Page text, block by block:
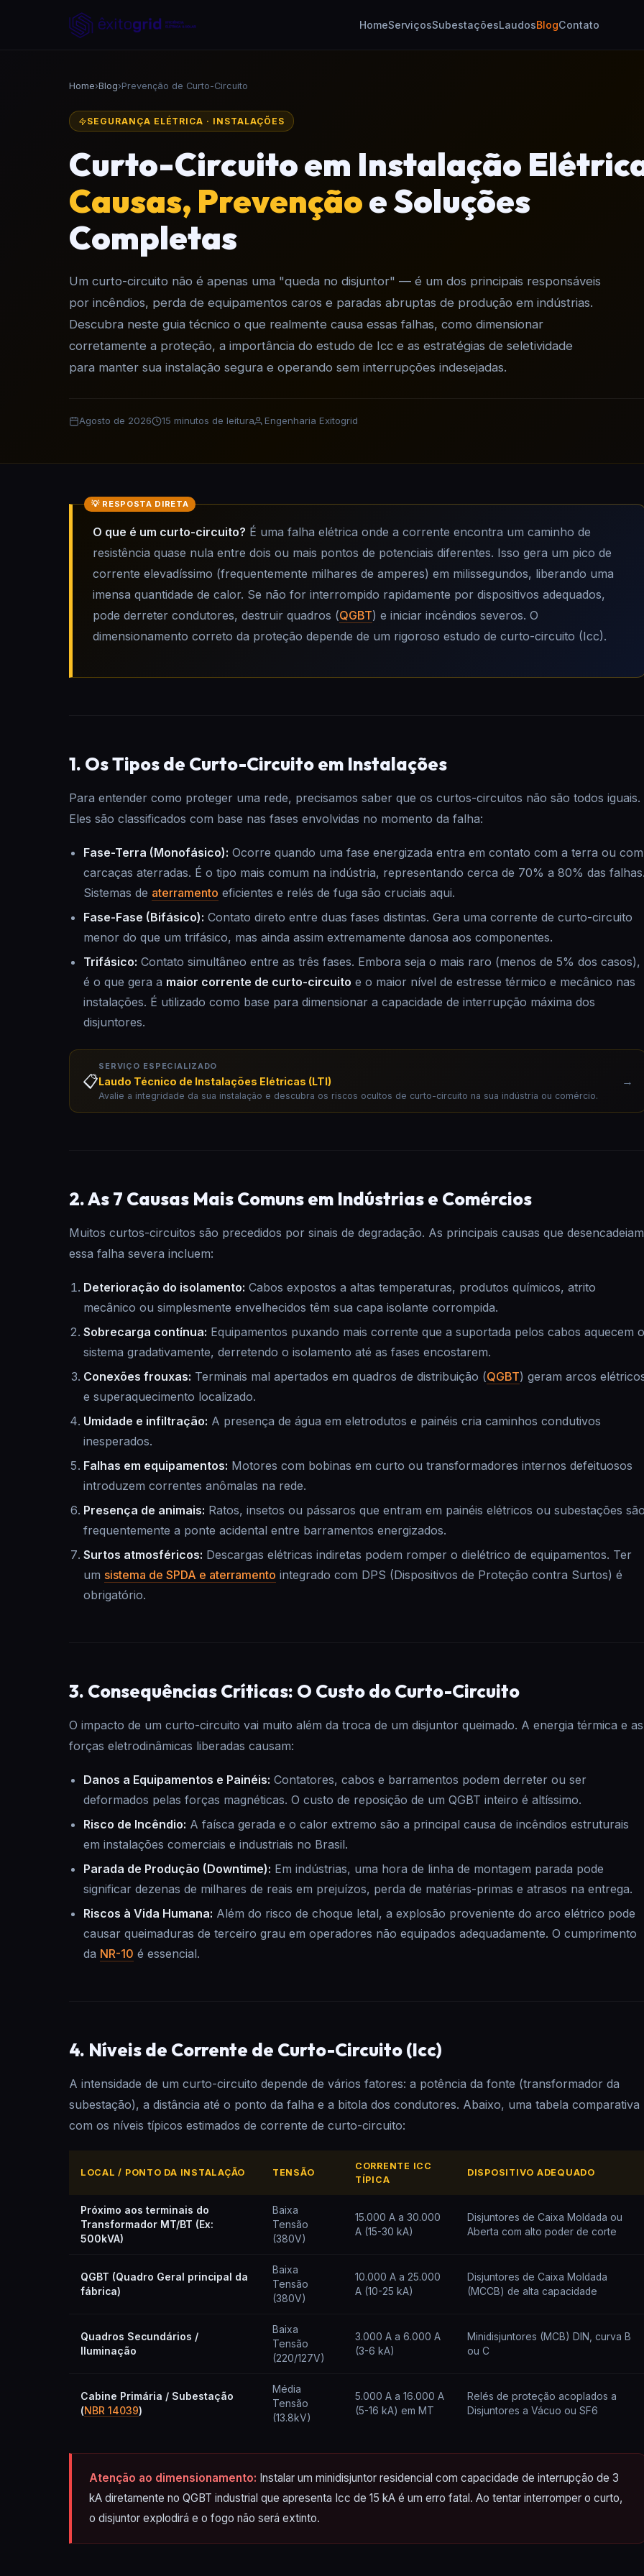
HomeServiçosSubestaçõesLaudosBlogContato
Home›Blog›Prevenção de Curto-Circuito
SEGURANÇA ELÉTRICA · INSTALAÇÕES
Curto-Circuito em Instalação
Causas, Prevençãoe Soluções
Completas
Um curto-circuito não é apenas uma "queda no disjuntor" — é um dos principais responsáveis
por incêndios, perda de equipamentos caros e paradas abruptas de produção em indústrias.
Descubra neste guia técnico o que realmente causa essas falhas, como dimensionar
corretamente a proteção, a importância do estudo de Icc e as estratégias de seletividade
para manter sua instalação segura e operando sem interrupções indesejadas.
Agosto de 2026 15 minutos de leitura Engenharia Exitogrid
O que é um curto-circuito? É uma falha elétrica onde a corrente encontra um caminho de
resistência quase nula entre dois ou mais pontos de potenciais diferentes. Isso gera um pico de
corrente elevadíssimo (frequentemente milhares de amperes) em milissegundos, liberando uma
imensa quantidade de calor. Se não for interrompido rapidamente por dispositivos adequados,
pode derreter condutores, destruir quadros (QGBT) e iniciar incêndios severos. O
dimensionamento correto da proteção depende de um rigoroso estudo de curto-circuito (Icc).
1. Os Tipos de Curto-Circuito em Instalações
Para entender como proteger uma rede, precisamos saber que os curtos-circuitos não são todos iguais.
Eles são classificados com base nas fases envolvidas no momento da falha:
Fase-Terra (Monofásico): Ocorre quando uma fase energizada entra em contato com a terra ou com
carcaças aterradas. É o tipo mais comum na indústria, representando cerca de 70% a 80% das falhas.
Sistemas de aterramento eficientes e relés de fuga são cruciais aqui.
Fase-Fase (Bifásico): Contato direto entre duas fases distintas. Gera uma corrente de curto-circuito
menor do que um trifásico, mas ainda assim extremamente danosa aos componentes.
Trifásico: Contato simultâneo entre as três fases. Embora seja o mais raro (menos de 5% dos casos),
é o que gera a maior corrente de curto-circuito e o maior nível de estresse térmico e mecânico nas
instalações. É utilizado como base para dimensionar a capacidade de interrupção máxima dos
disjuntores.
📋
SERVIÇO ESPECIALIZADO
Laudo Técnico de Instalações Elétricas (LTI)
Avalie a integridade da sua instalação e descubra os riscos ocultos de curto-circuito na sua indústria ou comércio.
→
2. As 7 Causas Mais Comuns em Indústrias e Comércios
Muitos curtos-circuitos são precedidos por sinais de degradação. As principais causas que desencadeiam
essa falha severa incluem:
Deterioração do isolamento: Cabos expostos a altas temperaturas, produtos químicos, atrito
mecânico ou simplesmente envelhecidos têm sua capa isolante corrompida.
Sobrecarga contínua: Equipamentos puxando mais corrente que a suportada pelos cabos aquecem o
sistema gradativamente, derretendo o isolamento até as fases encostarem.
Conexões frouxas: Terminais mal apertados em quadros de distribuição (QGBT) geram arcos
e superaquecimento localizado.
Umidade e infiltração: A presença de água em eletrodutos e painéis cria caminhos condutivos
inesperados.
Falhas em equipamentos: Motores com bobinas em curto ou transformadores internos defeituosos
introduzem correntes anômalas na rede.
Presença de animais: Ratos, insetos ou pássaros que entram em painéis elétricos ou subestações são
frequentemente a ponte acidental entre barramentos energizados.
Surtos atmosféricos: Descargas elétricas indiretas podem romper o dielétrico de equipamentos. Ter
um sistema de SPDA e aterramento integrado com DPS (Dispositivos de Proteção contra Surtos) é
obrigatório.
3. Consequências Críticas: O Custo do Curto-Circuito
O impacto de um curto-circuito vai muito além da troca de um disjuntor queimado. A energia térmica e as
forças eletrodinâmicas liberadas causam:
Danos a Equipamentos e Painéis: Contatores, cabos e barramentos podem derreter ou ser
deformados pelas forças magnéticas. O custo de reposição de um QGBT inteiro é altíssimo.
Risco de Incêndio: A faísca gerada e o calor extremo são a principal causa de incêndios estruturais
em instalações comerciais e industriais no Brasil.
Parada de Produção (Downtime): Em indústrias, uma hora de linha de montagem parada pode
significar dezenas de milhares de reais em prejuízos, perda de matérias-primas e atrasos na entrega.
Riscos à Vida Humana: Além do risco de choque letal, a explosão proveniente do arco elétrico pode
causar queimaduras de terceiro grau em operadores não equipados adequadamente. O cumprimento
da NR-10 é essencial.
4. Níveis de Corrente de Curto-Circuito (Icc)
A intensidade de um curto-circuito depende de vários fatores: a potência da fonte (transformador da
subestação), a distância até o ponto da falha e a bitola dos condutores. Abaixo, uma tabela comparativa
com os níveis típicos estimados de corrente de curto-circuito:
LOCAL / PONTO DA INSTALAÇÃO TENSÃO
CORRENTE ICC
TÍPICA
DISPOSITIVO ADEQUADO
Próximo aos terminais do
Transformador MT/BT (Ex:
500kVA)
Baixa
Tensão
(380V)
15.000 A a 30.000
A (15-30 kA)
Disjuntores de Caixa Moldada ou
Aberta com alto poder de corte
QGBT (Quadro Geral principal da
fábrica)
Baixa
Tensão
(380V)
10.000 A a 25.000
A (10-25 kA)
Disjuntores de Caixa Moldada
(MCCB) de alta capacidade
Quadros Secundários /
Iluminação
Baixa
Tensão
(220/127V)
3.000 A a 6.000 A
(3-6 kA)
Minidisjuntores (MCB) DIN, curva B
ou C
Cabine Primária / Subestação
(NBR 14039)
Média
Tensão
(13.8kV)
5.000 A a 16.000 A
(5-16 kA) em MT
Relés de proteção acoplados a
Disjuntores a Vácuo ou SF6
Atenção ao dimensionamento: Instalar um minidisjuntor residencial com capacidade de interrupção de 3
kA diretamente no QGBT industrial que apresenta Icc de 15 kA é um erro fatal. Ao tentar interromper o curto,
o disjuntor explodirá e o fogo não será extinto.